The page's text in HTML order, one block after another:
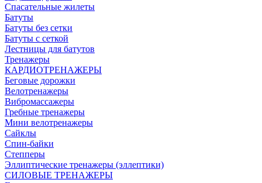
Спасательные жилеты
Батуты
Батуты без сетки
Батуты с сеткой
Лестницы для батутов
Тренажеры
КАРДИОТРЕНАЖЕРЫ
Беговые дорожки
Велотренажеры
Вибромассажеры
Гребные тренажеры
Мини велотренажеры
Сайклы
Спин-байки
Степперы
Эллиптические тренажеры (эллептики)
СИЛОВЫЕ ТРЕНАЖЕРЫ